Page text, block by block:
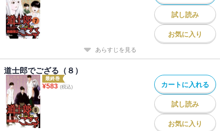
試し読み
お気に入り
あらすじを見る
道士郎でござる（８）
最終巻
¥583 (税込) カートに入れる
試し読み
お気に入り